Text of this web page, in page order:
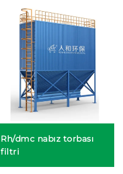
Rh/dmc nabız torbası
filtri